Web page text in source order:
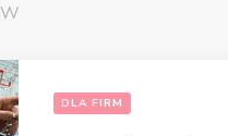
DLA FIRM